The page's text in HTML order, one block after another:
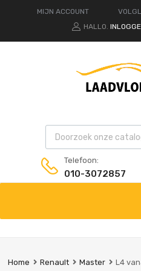
MIJN ACCOUNT
HALLO.
Products search
Telefoon:
010-3072857
de
Home Renault Master L4